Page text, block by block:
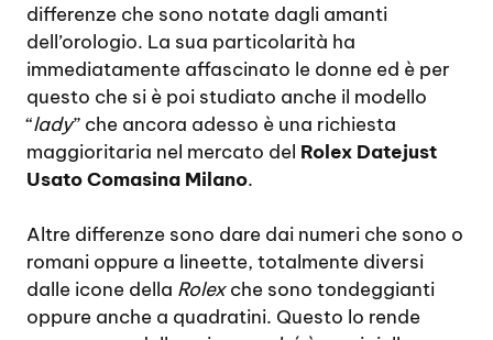
differenze che sono notate dagli amanti
dell’orologio. La sua particolarità ha
immediatamente affascinato le donne ed è per
questo che si è poi studiato anche il modello
“lady” che ancora adesso è una richiesta
maggioritaria nel mercato del Rolex Datejust
Usato Comasina Milano.
Altre differenze sono dare dai numeri che sono o
romani oppure a lineette, totalmente diversi
dalle icone della Rolexche sono tondeggianti
oppure anche a quadratini. Questo lo rende